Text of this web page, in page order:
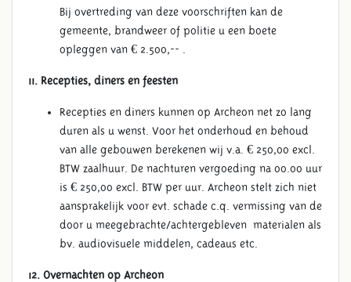
Bij overtreding van deze voorschriften kan de
gemeente, brandweer of politie u een boete
opleggen van € 2.500,-- .
11. Recepties, diners en feesten
Recepties en diners kunnen op Archeon net zo lang
duren als u wenst. Voor het onderhoud en behoud
van alle gebouwen berekenen wij v.a. € 250,00 excl.
BTW zaalhuur. De nachturen vergoeding na 00.00 uur
is € 250,00 excl. BTW per uur. Archeon stelt zich niet
aansprakelijk voor evt. schade c.q. vermissing van de
door u meegebrachte/achtergebleven materialen als
bv. audiovisuele middelen, cadeaus etc.
12. Overnachten op Archeon